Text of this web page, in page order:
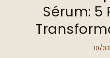
Sérum: 5
10/